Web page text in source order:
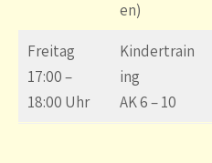
en)
Freitag
17:00 –
18:00 Uhr
Kindertrain
ing
AK 6 – 10